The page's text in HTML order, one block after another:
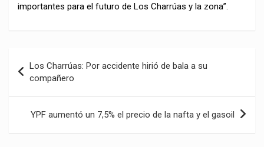
importantes para el futuro de Los Charrúas y la zona”.
de
entradas
Los Charrúas: Por accidente hirió de bala a su
compañero
YPF aumentó un 7,5% el precio de la nafta y el gasoil